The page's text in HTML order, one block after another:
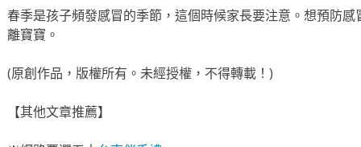
春季是孩子頻發感冒的季節，這個時候家長要注意。想預防
離寶寶。
(原創作品，版權所有。未經授權，不得轉載！)
【其他文章推薦】